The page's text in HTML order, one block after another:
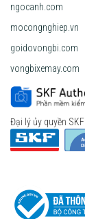
ngocanh.com
mocongnghiep.vn
goidovongbi.com
vongbixemay.com
Đại lý ủy quyền SKF